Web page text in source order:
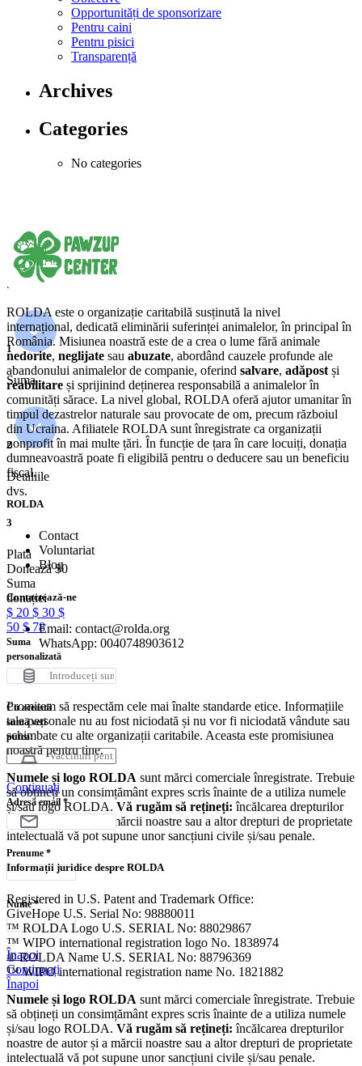
Opportunități de sponsorizare
Pentru caini
Pentru pisici
Transparență
Archives
Categories
No categories
1
Suma
2
Detaliile
dvs.
3
Plata
Donează$0
Suma
donației
$ 20 $ 30 $
50 $ 78
Suma
personalizată
Cu această
sumă veți
putea:
Continuați
Adresă email *
Prenume *
Nume*
Înapoi
Continuați
Înapoi
ROLDA este o organizație caritabilă susținută la nivel
internațional, dedicată eliminării suferinței animalelor, în principal în
România. Misiunea noastră este de a crea o lume fără animale
nedorite, neglijate sau abuzate, abordând cauzele profunde ale
abandonului animalelor de companie, oferind salvare, adăpost și
reabilitare și sprijinind deținerea responsabilă a animalelor în
comunități sărace. La nivel global, ROLDA oferă ajutor umanitar în
timpul dezastrelor naturale sau provocate de om, precum războiul
din Ucraina. Afiliatele ROLDA sunt înregistrate ca organizații
nonprofit în mai multe țări. În funcție de țara în care locuiți, donația
dumneavoastră poate fi eligibilă pentru o deducere sau un beneficiu
fiscal.
ROLDA
Contact
Voluntariat
Blog
Contactează-ne
Email: contact@rolda.org
WhatsApp: 0040748903612
Promisiunea noastră
Promitem să respectăm cele mai înalte standarde etice. Informațiile
tale personale nu au fost niciodată și nu vor fi niciodată vândute sau
schimbate cu alte organizații caritabile. Aceasta este promisiunea
noastră pentru tine.
Numele și logo ROLDA sunt mărci comerciale înregistrate. Trebuie
să obțineți un consimțământ expres scris înainte de a utiliza numele
și/sau logo ROLDA. Vă rugăm să rețineți: încălcarea drepturilor
noastre de autor și a mărcii noastre sau a altor drepturi de proprietate
intelectuală vă pot supune unor sancțiuni civile și/sau penale.
Informații juridice despre ROLDA
Registered in U.S. Patent and Trademark Office:
GiveHope U.S. Serial No: 98880011
™ ROLDA Logo U.S. SERIAL No: 88029867
™ WIPO international registration logo No. 1838974
® ROLDA Name U.S. SERIAL No: 88796369
™ WIPO international registration name No. 1821882
Numele și logo ROLDA sunt mărci comerciale înregistrate. Trebuie
să obțineți un consimțământ expres scris înainte de a utiliza numele
și/sau logo ROLDA. Vă rugăm să rețineți: încălcarea drepturilor
noastre de autor și a mărcii noastre sau a altor drepturi de proprietate
intelectuală vă pot supune unor sancțiuni civile și/sau penale.